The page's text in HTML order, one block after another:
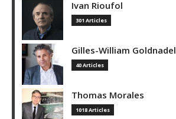
Ivan Rioufol
301 Articles
Gilles-William Goldnadel
40 Articles
Thomas Morales
1018 Articles